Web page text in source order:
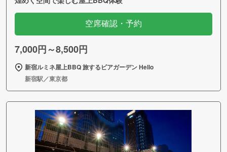
空席確認・予約
7,000円～8,500円
新宿ルミネ屋上BBQ 旅するビアガーデン Hello
新宿駅／東京都